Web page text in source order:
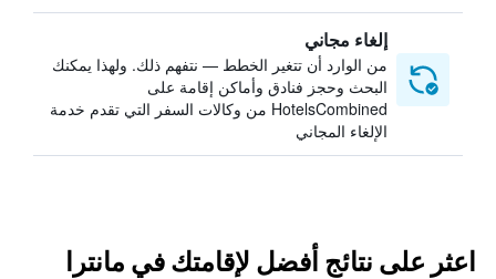
إلغاء مجاني
من الوارد أن تتغير الخطط — نتفهم ذلك. ولهذا يمكنك
البحث وحجز فنادق وأماكن إقامة على
HotelsCombined من وكالات السفر التي تقدم خدمة
الإلغاء المجاني
اعثر على نتائج أفضل لإقامتك في مانترا